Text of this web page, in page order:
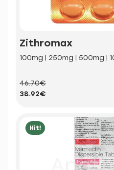
Zithromax
100mg | 250mg | 500mg |
46.70€
38.92€
Hit!